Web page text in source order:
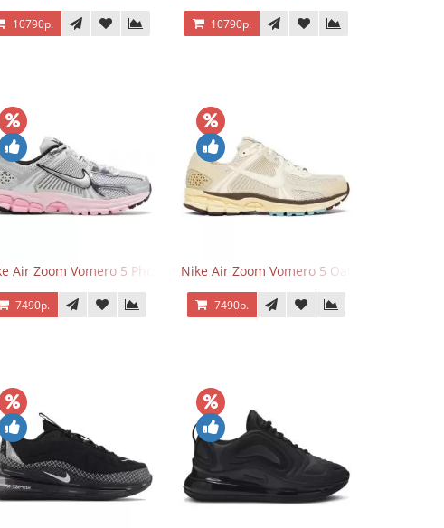
10790р. 10790р.
Air Zoom Vomero 5 Photon Dust Pink Foam
7490р.
Nike Air Zoom Vomero 5 Oatmeal
7490р.